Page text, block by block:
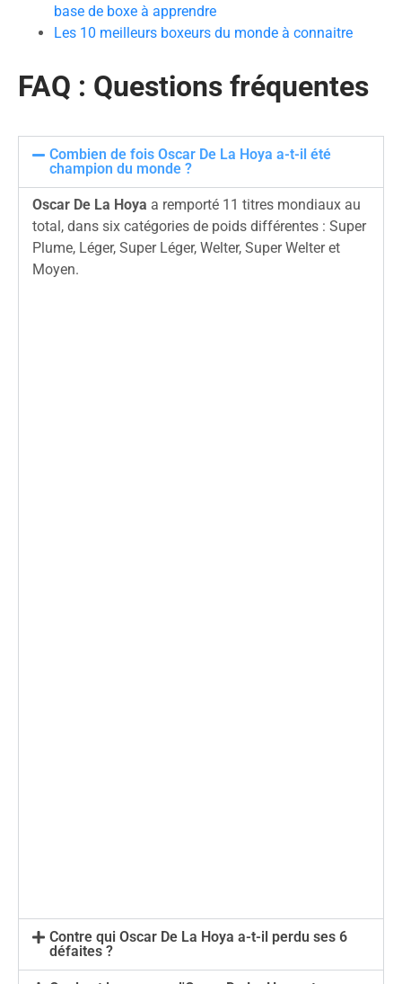
base de boxe à apprendre
Les 10 meilleurs boxeurs du monde à connaitre
FAQ : Questions fréquentes
Combien de fois Oscar De La Hoya a-t-il été
champion du monde ?
Oscar De La Hoya a remporté 11 titres mondiaux au
total, dans six catégories de poids différentes : Super
Plume, Léger, Super Léger, Welter, Super Welter et
Moyen.
Contre qui Oscar De La Hoya a-t-il perdu ses 6
défaites ?